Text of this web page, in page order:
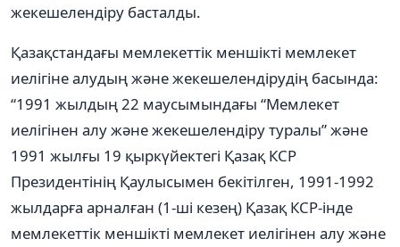
жекешелендіру басталды.
Қазақстандағы мемлекеттік меншікті мемлекет
иелігіне алудың жəне жекешелендірудің басында:
“1991 жылдың 22 маусымындағы “Мемлекет
иелігінен алу жəне жекешелендіру туралы” жəне
1991 жылғы 19 қыркүйектегі Қазақ КСР
Президентінің Қаулысымен бекітілген, 1991-1992
жылдарға арналған (1-ші кезең) Қазақ КСР-інде
мемлекеттік меншікті мемлекет иелігінен алу жəне